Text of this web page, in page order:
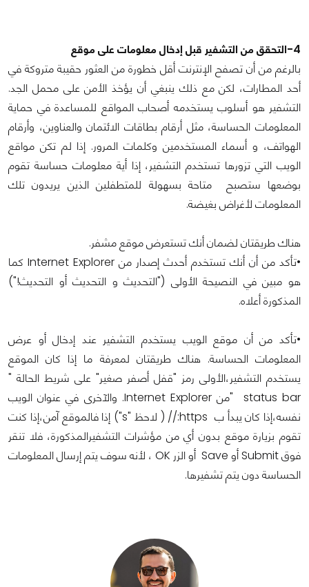
4-التحقق من التشفير قبل إدخال معلومات على موقع
بالرغم من أن تصفح الإنترنت أقل خطورة من العثور حقيبة متروكة في
أحد المطارات، لكن مع ذلك ينبغي أن يؤخذ الأمن على محمل الجد.
التشفير هو أسلوب يستخدمه أصحاب المواقع للمساعدة في حماية
المعلومات الحساسة، مثل أرقام بطاقات الائتمان والعناوين، وأرقام
الهواتف، و أسماء المستخدمين وكلمات المرور. إذا لم تكن مواقع
الويب التي تزورها تستخدم التشفير، إذا أية معلومات حساسة تقوم
بوضعها ستصبح متاحة بسهولة للمتطفلين الذين يريدون تلك
المعلومات لأغراض بغيضة.
هناك طريقتان لضمان أنك تستعرض موقع مشفر.
•تأكد من أن أنك تستخدم أحدث إصدار من Internet Explorer كما
هو مبين في النصيحة الأولى ("التحديث و التحديث أو التحديث!")
المذكورة أعلاه.
•تأكد من أن موقع الويب يستخدم التشفير عند إدخال أو عرض
المعلومات الحساسة. هناك طريقتان لمعرفة ما إذا كان الموقع
يستخدم التشفير،الأولى رمز "قفل أصفر صغير" على شريط الحالة "
status bar "من Internet Explorer. والآخرى في عنوان الويب
نفسه،إذا كان يبدأ ب https:// ( لاحظ "s") إذا فالموقع آمن،إذا كنت
تقوم بزيارة موقع بدون أي من مؤشرات التشفيرالمذكورة، فلا تنقر
فوق Submit أو Save أو الزر OK ، لأنه سوف يتم إرسال المعلومات
الحساسة دون يتم تشفيرها.